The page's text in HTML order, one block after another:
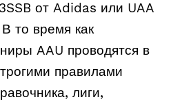
от Adidas или UAA
то время как
AAU проводятся в
правилами
лиги,